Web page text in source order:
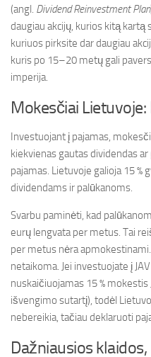
(angl. Dividend Reinvestment Plan
daugiau akcijų, kurios kitą
kuriuos pirksite dar daugiau
kuris po 15–20 metų gali
imperija.
Mokesčiai
Investuojant į pajamas,
kiekvienas gautas dividendas
pajamas. Lietuvoje galioja 15
dividendams ir palūkanoms.
Svarbu paminėti, kad
eurų lengvata per metus. Tai
per metus nėra
netaikoma. Jei investuojate į
nuskaičiuojamas 15 %
išvengimo sutartį), todėl
nebereikia, tačiau deklaruoti
Dažniausios